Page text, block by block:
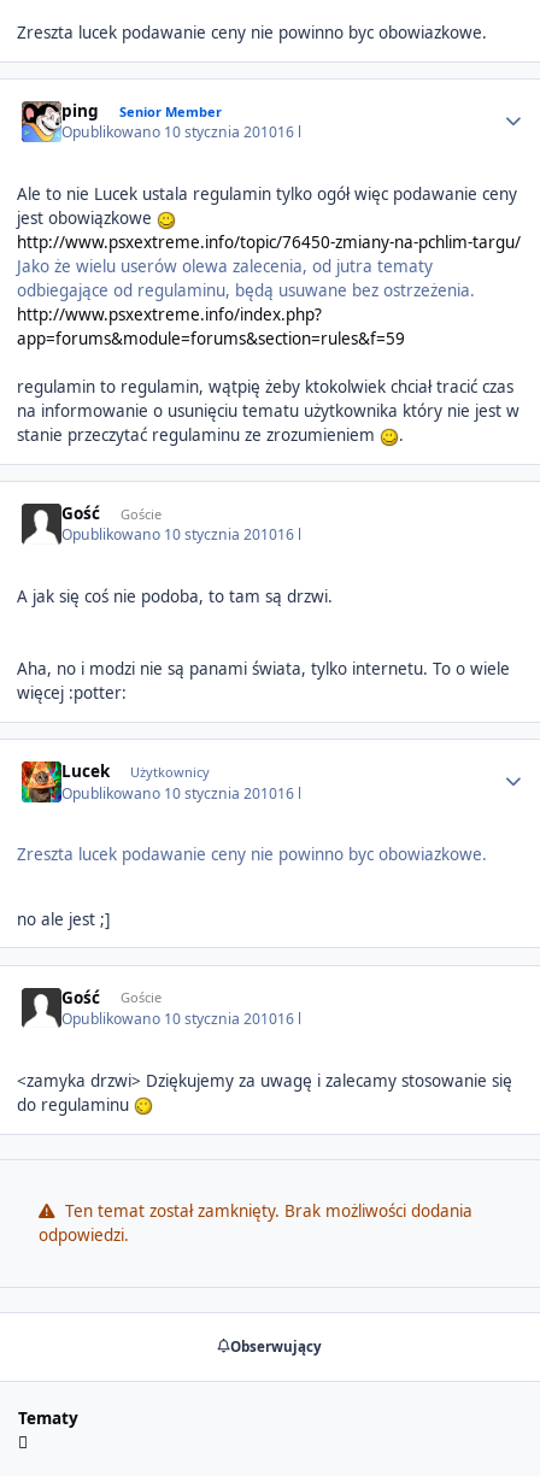
Zreszta lucek podawanie ceny nie powinno byc obowiazkowe.
ping Senior Member
Opublikowano 10 stycznia 201016 l
Ale to nie Lucek ustala regulamin tylko ogół więc podawanie ceny
jest obowiązkowe
http://www.psxextreme.info/topic/76450-zmiany-na-pchlim-targu/
Jako że wielu userów olewa zalecenia, od jutra tematy
odbiegające od regulaminu, będą usuwane bez ostrzeżenia.
http://www.psxextreme.info/index.php?
app=forums&module=forums&section=rules&f=59
regulamin to regulamin, wątpię żeby ktokolwiek chciał tracić czas
na informowanie o usunięciu tematu użytkownika który nie jest w
stanie przeczytać regulaminu ze zrozumieniem
.
Gość Goście
Opublikowano 10 stycznia 201016 l
A jak się coś nie podoba, to tam są drzwi.
Aha, no i modzi nie są panami świata, tylko internetu. To o wiele
więcej :potter:
Lucek Użytkownicy
Opublikowano 10 stycznia 201016 l
Zreszta lucek podawanie ceny nie powinno byc obowiazkowe.
no ale jest ;]
Gość Goście
Opublikowano 10 stycznia 201016 l
<zamyka drzwi> Dziękujemy za uwagę i zalecamy stosowanie się
do regulaminu
Ten temat został zamknięty. Brak możliwości dodania
odpowiedzi.
Obserwujący
Tematy